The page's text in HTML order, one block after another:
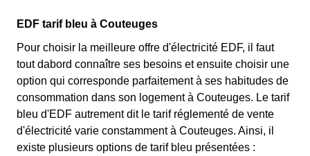
EDF tarif bleu à Couteuges
Pour choisir la meilleure offre d'électricité EDF, il faut
tout dabord connaître ses besoins et ensuite choisir une
option qui corresponde parfaitement à ses habitudes de
consommation dans son logement à Couteuges. Le tarif
bleu d'EDF autrement dit le tarif réglementé de vente
d'électricité varie constamment à Couteuges. Ainsi, il
existe plusieurs options de tarif bleu présentées :